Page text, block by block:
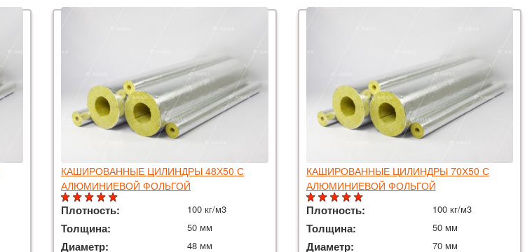
КАШИРОВАННЫЕ ЦИЛИНДРЫ 48Х50 С
АЛЮМИНИЕВОЙ ФОЛЬГОЙ
Плотность: 100 кг/м3
Толщина: 50 мм
Диаметр: 48 мм
КАШИРОВАННЫЕ ЦИЛИНДРЫ 70Х50 С
АЛЮМИНИЕВОЙ ФОЛЬГОЙ
Плотность: 100 кг/м3
Толщина: 50 мм
Диаметр: 70 мм